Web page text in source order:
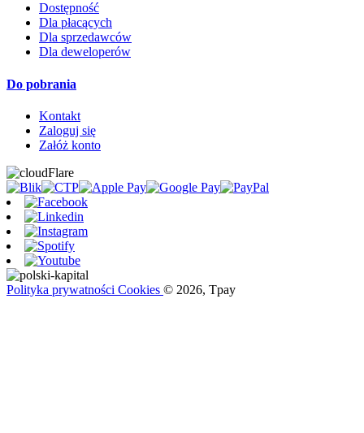
Dostępność
Dla płacących
Dla sprzedawców
Dla deweloperów
Do pobrania
Kontakt
Zaloguj się
Załóż konto
Polityka prywatności Cookies © 2026, Tpay